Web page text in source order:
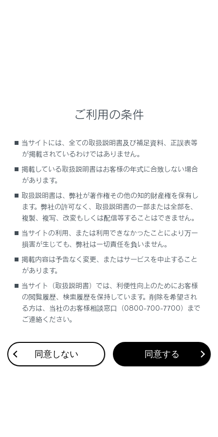
LCA（レーンチェンジアシスト）
合わせて見られているページ
Lexus Teammate Advanced Park
低速時に障害物との接近を検知してブレーキをかける
最適な車間距離を保って追従走行する
はい いいえ
ご利用の条件
当サイトには、全ての取扱説明書及び補足資料、正誤表等
が掲載されているわけではありません。
掲載している取扱説明書はお客様の年式に合致しない場合
があります。
取扱説明書は、弊社が著作権その他の知的財産権を保有し
ます。弊社の許可なく、取扱説明書の一部または全部を、
複製、複写、改変もしくは配信等することはできません。
当サイトの利用、または利用できなかったことにより万一
損害が生じても、弊社は一切責任を負いません。
掲載内容は予告なく変更、またはサービスを中止すること
があります。
当サイト（取扱説明書）では、利便性向上のためにお客様
の閲覧履歴、検索履歴を保持しています。削除を希望され
る方は、当社のお客様相談窓口（0800-700-7700）まで
ご連絡ください。
同意しない 同意する